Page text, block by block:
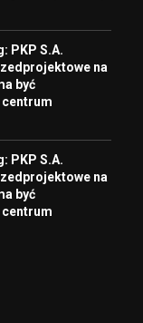
PKP S.A.
na
być
PKP S.A.
na
być